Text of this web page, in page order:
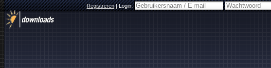
Registreren|Login: